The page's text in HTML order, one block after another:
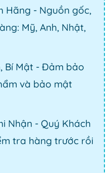
Hãng - Nguồn gốc,
Mỹ, Anh, Nhật,
Bí Mật - Đảm bảo
và bảo mật
Nhận - Quý Khách
tra hàng trước rồi